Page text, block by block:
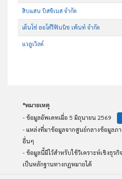
สิบแสน บิสซิเนส จำกัด
เด็นโซ่ ออโต้รีฟินนิช เพ้นท์ จำกัด
แวลูเวิลด์
*หมายเหตุ
- ข้อมูลอัพเดทเมื่อ 5 มิถุนายน 2569
- แหล่งที่มาข้อมูลจากศูนย์กลางข้อมูลภ
อื่นๆ
- ข้อมูลนี้มีไว้สำหรับใช้วิเคราะห์เชิงธุรกิ
เป็นหลักฐานทางกฏหมายได้